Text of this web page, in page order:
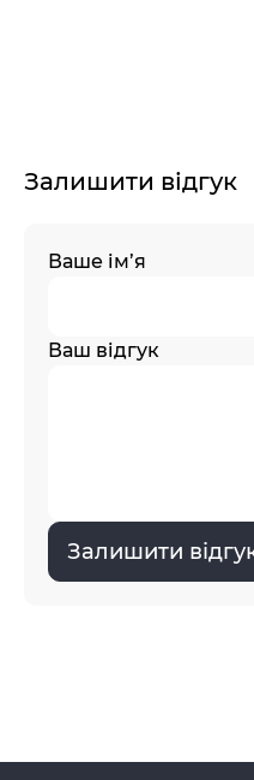
Залишити відгук
Ваше ім’я
Ваш відгук
Залишити